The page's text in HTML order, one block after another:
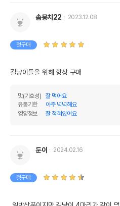
솜뭉치22 2023.12.08
첫구매
길냥이들을 위해 항상 구매
맛(기호성)
잘 먹어요
유통기한
아주 넉넉해요
영양정보
잘 적혀있어요
둔이 2024.02.16
첫구매